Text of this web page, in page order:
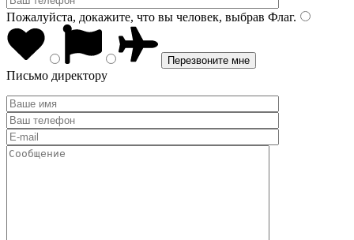
Пожалуйста, докажите, что вы человек, выбрав Флаг.
Письмо директору